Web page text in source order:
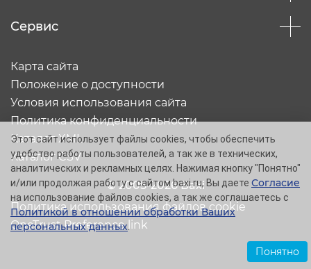
Сервис
© 2005-2026 Baxi
Карта сайта
Положение о доступности
Условия использования сайта
Политика конфиденциальности
Каталог XML
Каталог CSV
Политика использования файлов cookie
OneTrust Preference link
Этот сайт использует файлы cookies, чтобы обеспечить
удобство работы пользователей, а так же в технических,
аналитических и рекламных целях. Нажимая кнопку "Понятно"
и/или продолжая работу с сайтом baxi.ru, Вы даете Согласие
на использование файлов cookies, а так же соглашаетесь с
Политикой в отношении обработки Ваших
персональных данных.
Понятно